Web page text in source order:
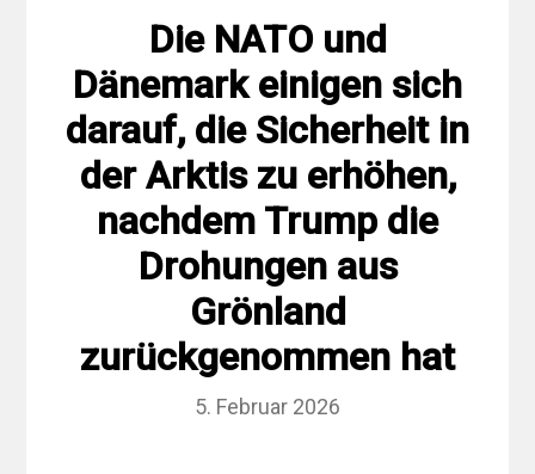
Die NATO und
Dänemark einigen sich
darauf, die Sicherheit in
der Arktis zu erhöhen,
nachdem Trump die
Drohungen aus
Grönland
zurückgenommen hat
5. Februar 2026